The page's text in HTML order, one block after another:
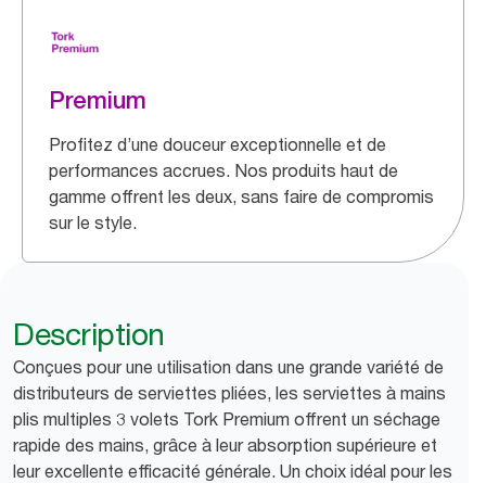
Premium
Profitez d’une douceur exceptionnelle et de
performances accrues. Nos produits haut de
gamme offrent les deux, sans faire de compromis
sur le style.
Description
Conçues pour une utilisation dans une grande variété de
distributeurs de serviettes pliées, les serviettes à mains
plis multiples 3 volets Tork Premium offrent un séchage
rapide des mains, grâce à leur absorption supérieure et
leur excellente efficacité générale. Un choix idéal pour les